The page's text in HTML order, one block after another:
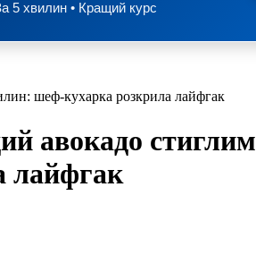
5 хвилин • Кращий курс
шеф-кухарка розкрила лайфгак
авокадо стиглим
лайфгак